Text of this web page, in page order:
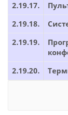
2.19.17.
2.19.18.
2.19.19.
2.19.20.